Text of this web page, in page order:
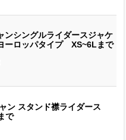
ンシングルライダースジャケ
ーロッパタイプ XS~6Lまで
ン スタンド襟ライダース
で